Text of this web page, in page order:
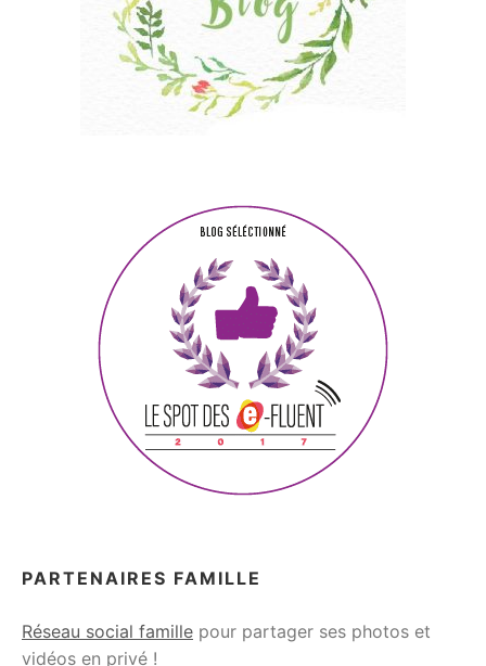
PARTENAIRES FAMILLE
Réseau social famille pour partager ses photos et
vidéos en privé !